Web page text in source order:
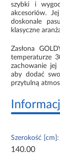
szybki i
akcesoriów.
doskonale
klasyczne
Zasłona
temperaturze
zachowanie jej
aby dodać
przytulną
Szerokość [cm]:
140.00